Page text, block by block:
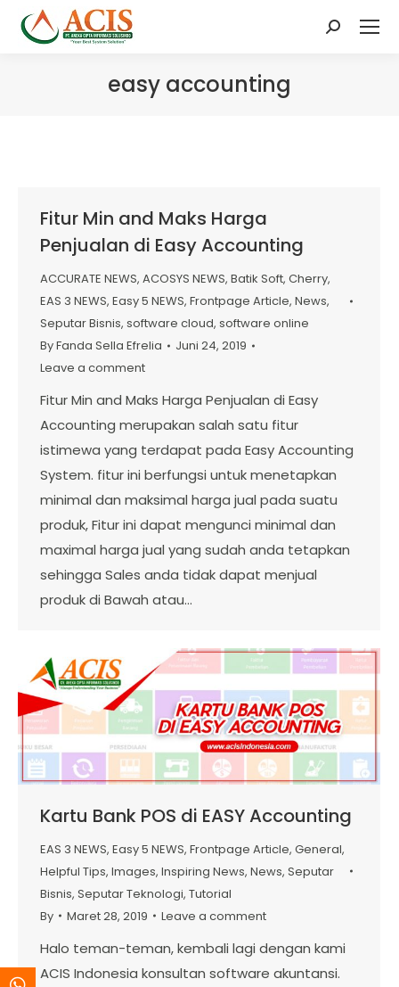
Search:
easy accounting
Fitur Min and Maks Harga
Penjualan di Easy Accounting
ACCURATE NEWS, ACOSYS NEWS, Batik Soft, Cherry,
EAS 3 NEWS, Easy 5 NEWS, Frontpage Article, News,
Seputar Bisnis, software cloud, software online
ByFanda Sella Efrelia
Juni 24, 2019
Leave a comment
Fitur Min and Maks Harga Penjualan di Easy
Accounting merupakan salah satu fitur
istimewa yang terdapat pada Easy Accounting
System. fitur ini berfungsi untuk menetapkan
minimal dan maksimal harga jual pada suatu
produk, Fitur ini dapat mengunci minimal dan
maximal harga jual yang sudah anda tetapkan
sehingga Sales anda tidak dapat menjual
produk di Bawah atau…
Kartu Bank POS di EASY Accounting
EAS 3 NEWS, Easy 5 NEWS, Frontpage Article, General,
Helpful Tips, Images, Inspiring News, News, Seputar
Bisnis, Seputar Teknologi, Tutorial
By
Maret 28, 2019 Leave a comment
Halo teman-teman, kembali lagi dengan kami
ACIS Indonesia konsultan software akuntansi.